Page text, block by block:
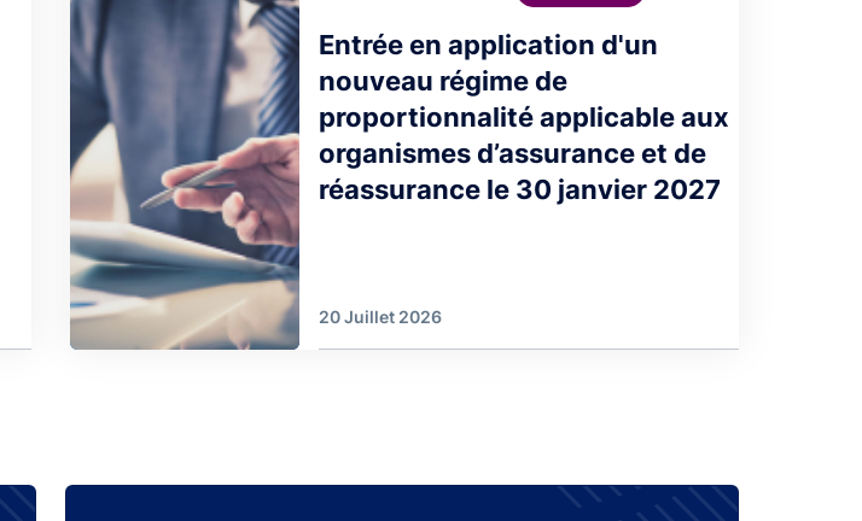
Entrée en application d'un
nouveau régime de
proportionnalité applicable aux
organismes d’assurance et de
réassurance le 30 janvier 2027
20 Juillet 2026